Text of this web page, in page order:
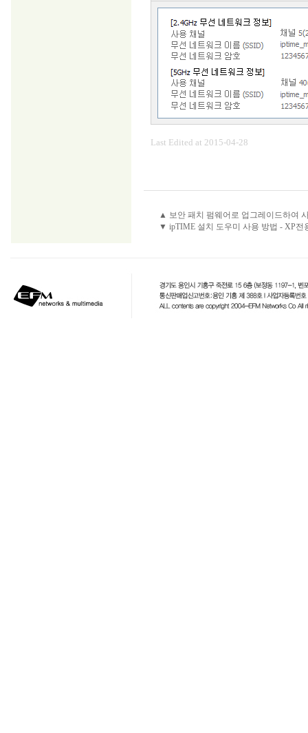
Last Edited at 2015-04-28
▲ 보안 패치 펌웨어로 업그레이드하여
▼ ipTIME 설치 도우미 사용 방법 - XP전